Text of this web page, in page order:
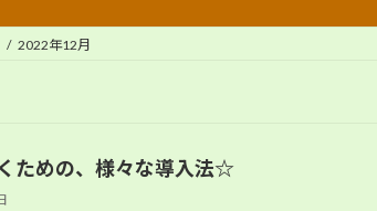
2022年12月
ための、様々な導入法☆